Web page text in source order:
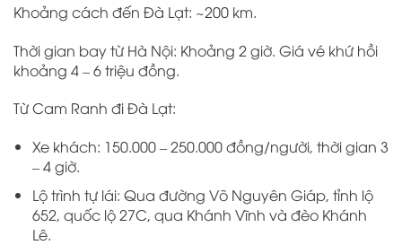
Khoảng cách đến Đà Lạt: ~200 km.
Thời gian bay từ Hà Nội: Khoảng 2 giờ. Giá vé khứ hồi
khoảng 4 – 6 triệu đồng.
Từ Cam Ranh đi Đà Lạt:
Xe khách: 150.000 – 250.000 đồng/người, thời gian 3
– 4 giờ.
Lộ trình tự lái: Qua đường Võ Nguyên Giáp, tỉnh lộ
652, quốc lộ 27C, qua Khánh Vĩnh và đèo Khánh
Lê.